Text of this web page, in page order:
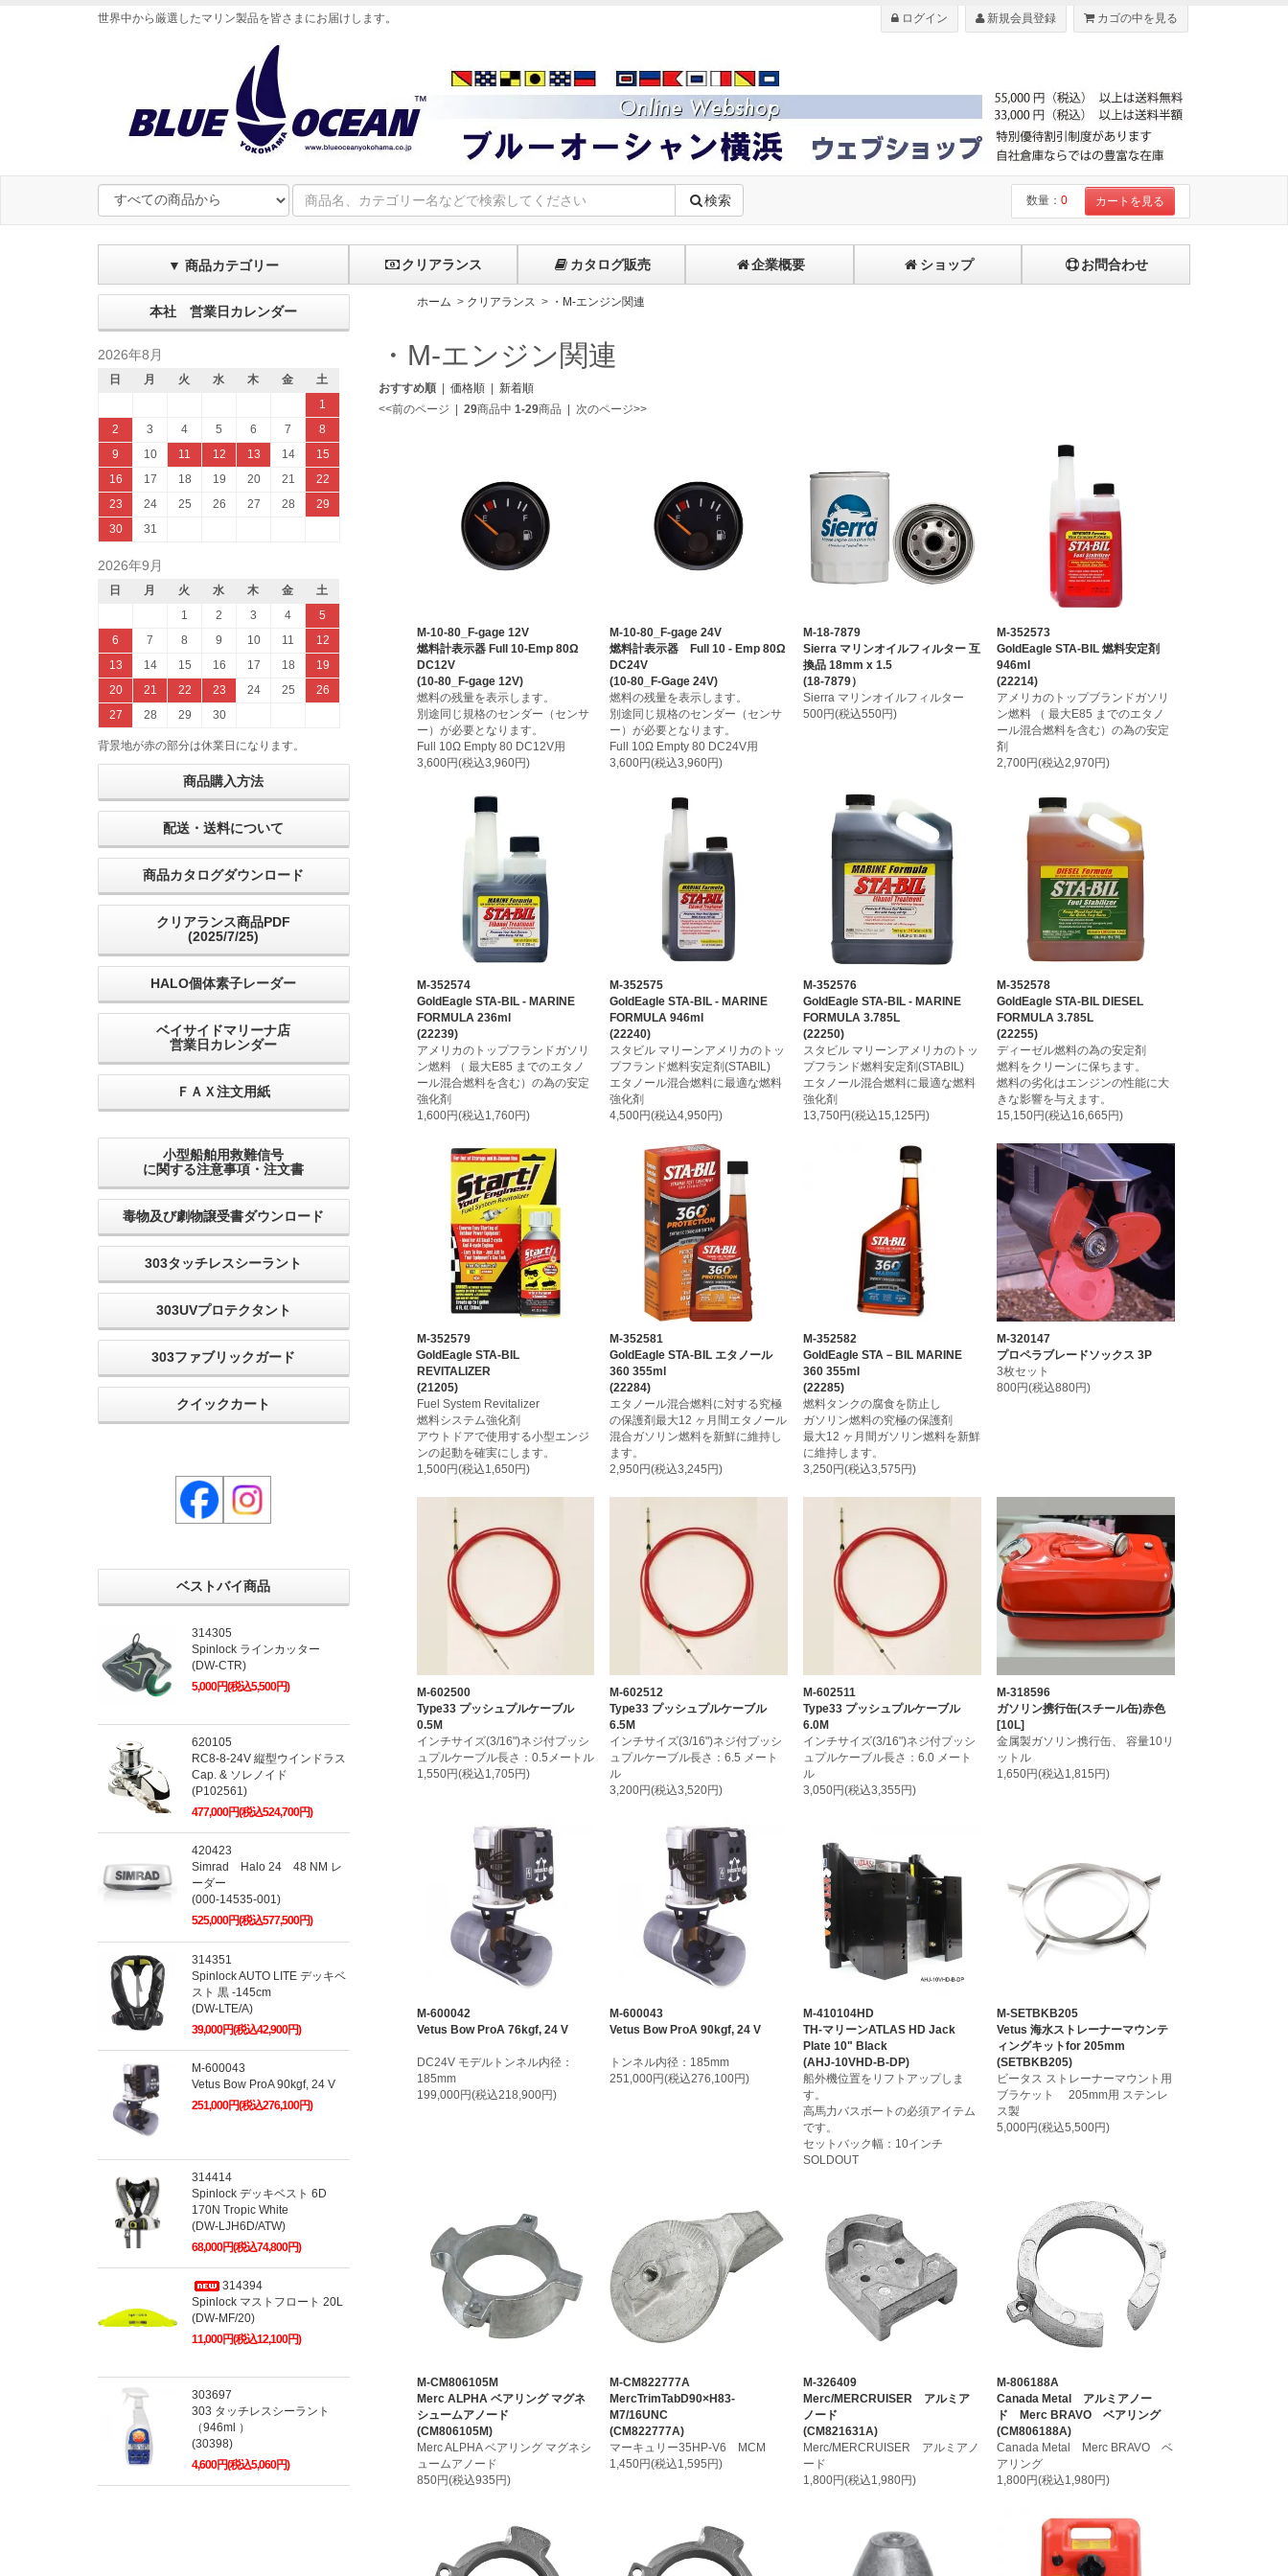
世界中から厳選したマリン製品を皆さまにお届けします。 ログイン 新規会員登録 カゴの中を見る
検索 数量： 0 カートを見る
▼ 商品カテゴリー クリアランス カタログ販売 企業概要 ショップ お問合わせ
ホーム > クリアランス > ・M-エンジン関連
・M-エンジン関連
おすすめ順| 価格順| 新着順
<<前のページ
29商品中 1-29商品 次のページ>>
M-10-80_F-gage 12V
燃料計表示器 Full 10-Emp 80Ω
DC12V
(10-80_F-gage 12V)
燃料の残量を表示します。
別途同じ規格のセンダー（センサ
ー）が必要となります。
Full 10Ω Empty 80 DC12V用
3,600円(税込3,960円)
M-10-80_F-gage 24V
燃料計表示器 Full 10 - Emp 80Ω
DC24V
(10-80_F-Gage 24V)
燃料の残量を表示します。
別途同じ規格のセンダー（センサ
ー）が必要となります。
Full 10Ω Empty 80 DC24V用
3,600円(税込3,960円)
M-18-7879
Sierra マリンオイルフィルター 互
換品 18mm x 1.5
(18-7879）
Sierra マリンオイルフィルター
500円(税込550円)
M-352573
GoldEagle STA-BIL 燃料安定剤
946ml
(22214)
アメリカのトップブランドガソリ
ン燃料 （ 最大E85 までのエタノ
ール混合燃料を含む）の為の安定
剤
2,700円(税込2,970円)
M-352574
GoldEagle STA-BIL - MARINE
FORMULA 236ml
(22239)
アメリカのトップフランドガソリ
ン燃料 （ 最大E85 までのエタノ
ール混合燃料を含む）の為の安定
強化剤
1,600円(税込1,760円)
M-352575
GoldEagle STA-BIL - MARINE
FORMULA 946ml
(22240)
スタビル マリーンアメリカのトッ
プフランド燃料安定剤(STABIL)
エタノール混合燃料に最適な燃料
強化剤
4,500円(税込4,950円)
M-352576
GoldEagle STA-BIL - MARINE
FORMULA 3.785L
(22250)
スタビル マリーンアメリカのトッ
プフランド燃料安定剤(STABIL)
エタノール混合燃料に最適な燃料
強化剤
13,750円(税込15,125円)
M-352578
GoldEagle STA-BIL DIESEL
FORMULA 3.785L
(22255)
ディーゼル燃料の為の安定剤
燃料をクリーンに保ちます。
燃料の劣化はエンジンの性能に大
きな影響を与えます。
15,150円(税込16,665円)
M-352579
GoldEagle STA-BIL
REVITALIZER
(21205)
Fuel System Revitalizer
燃料システム強化剤
アウトドアで使用する小型エンジ
ンの起動を確実にします。
1,500円(税込1,650円)
M-352581
GoldEagle STA-BIL エタノール
360 355ml
(22284)
エタノール混合燃料に対する究極
の保護剤最大12 ヶ月間エタノール
混合ガソリン燃料を新鮮に維持し
ます。
2,950円(税込3,245円)
M-352582
GoldEagle STA－BIL MARINE
360 355ml
(22285)
燃料タンクの腐食を防止し
ガソリン燃料の究極の保護剤
最大12 ヶ月間ガソリン燃料を新鮮
に維持します。
3,250円(税込3,575円)
M-320147
プロペラブレードソックス 3P
3枚セット
800円(税込880円)
M-602500
Type33 プッシュプルケーブル
0.5M
インチサイズ(3/16")ネジ付プッシ
ュプルケーブル長さ：0.5メートル
1,550円(税込1,705円)
M-602512
Type33 プッシュプルケーブル
6.5M
インチサイズ(3/16")ネジ付プッシ
ュプルケーブル長さ：6.5 メート
ル
3,200円(税込3,520円)
M-602511
Type33 プッシュプルケーブル
6.0M
インチサイズ(3/16")ネジ付プッシ
ュプルケーブル長さ：6.0 メート
ル
3,050円(税込3,355円)
M-318596
ガソリン携行缶(スチール缶)赤色
[10L]
金属製ガソリン携行缶、 容量10リ
ットル
1,650円(税込1,815円)
M-600042
Vetus Bow ProA 76kgf, 24 V
DC24V モデルトンネル内径：
185mm
199,000円(税込218,900円)
M-600043
Vetus Bow ProA 90kgf, 24 V
トンネル内径：185mm
251,000円(税込276,100円)
M-410104HD
TH-マリーンATLAS HD Jack
Plate 10" Black
(AHJ-10VHD-B-DP)
船外機位置をリフトアップしま
す。
高馬力バスボートの必須アイテム
です。
セットバック幅：10インチ
SOLDOUT
M-SETBKB205
Vetus 海水ストレーナーマウンテ
ィングキットfor 205mm
(SETBKB205)
ビータス ストレーナーマウント用
ブラケット 205mm用 ステンレ
ス製
5,000円(税込5,500円)
M-CM806105M
Merc ALPHA ベアリング マグネ
シュームアノード
(CM806105M)
Merc ALPHA ベアリング マグネシ
ュームアノード
850円(税込935円)
M-CM822777A
MercTrimTabD90×H83-
M7/16UNC
(CM822777A)
マーキュリー35HP-V6 MCM
1,450円(税込1,595円)
M-326409
Merc/MERCRUISER アルミア
ノード
(CM821631A)
Merc/MERCRUISER アルミアノ
ード
1,800円(税込1,980円)
M-806188A
Canada Metal アルミアノー
ド Merc BRAVO ベアリング
(CM806188A)
Canada Metal Merc BRAVO ベ
アリング
1,800円(税込1,980円)
本社 営業日カレンダー
2026年8月
日 月 火 水 木 金
土
1
2
3 4 5 6 7
8
9
10 11 12 13 14
15
16
17 18 19 20 21
22
23
24 25 26 27 28
29
30
31
2026年9月
日 月 火 水 木 金
土
1
2 3 4
5
6
7 8 9 10 11
12
13
14 15 16 17 18
19
20
21 22 23 24 25
26
27
28 29 30
背景地が赤の部分は休業日になります。
商品購入方法
配送・送料について
商品カタログダウンロード
クリアランス商品PDF
(2025/7/25)
HALO個体素子レーダー
ベイサイドマリーナ店
営業日カレンダー
ＦＡＸ注文用紙
小型船舶用救難信号
に関する注意事項・注文書
毒物及び劇物譲受書ダウンロード
303タッチレスシーラント
303UVプロテクタント
303ファブリックガード
クイックカート
ベストバイ商品
314305
Spinlock ラインカッター
(DW-CTR)
5,000円(税込5,500円)
620105
RC8-8-24V 縦型ウインドラス
Cap. & ソレノイド
(P102561)
477,000円(税込524,700円)
420423
Simrad Halo 24 48 NM レ
ーダー
(000-14535-001)
525,000円(税込577,500円)
314351
Spinlock AUTO LITE デッキベ
スト 黒 -145cm
(DW-LTE/A)
39,000円(税込42,900円)
M-600043
Vetus Bow ProA 90kgf, 24 V
251,000円(税込276,100円)
314414
Spinlock デッキベスト 6D
170N Tropic White
(DW-LJH6D/ATW)
68,000円(税込74,800円)
314394
Spinlock マストフロート 20L
(DW-MF/20)
11,000円(税込12,100円)
303697
303 タッチレスシーラント
（946ml ）
(30398)
4,600円(税込5,060円)